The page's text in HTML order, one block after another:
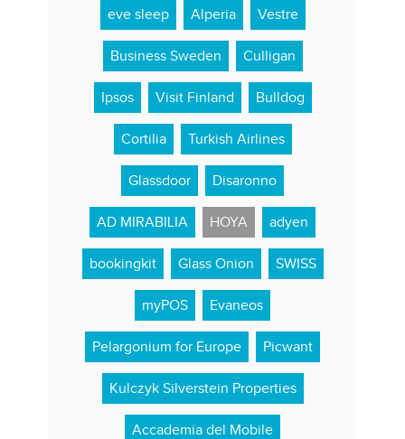
eve sleep Alperia Vestre
Business Sweden Culligan
Ipsos Visit Finland Bulldog
Cortilia Turkish Airlines
Glassdoor Disaronno
AD MIRABILIA HOYA adyen
bookingkit Glass Onion SWISS
myPOS Evaneos
Pelargonium for Europe Picwant
Kulczyk Silverstein Properties
Accademia del Mobile